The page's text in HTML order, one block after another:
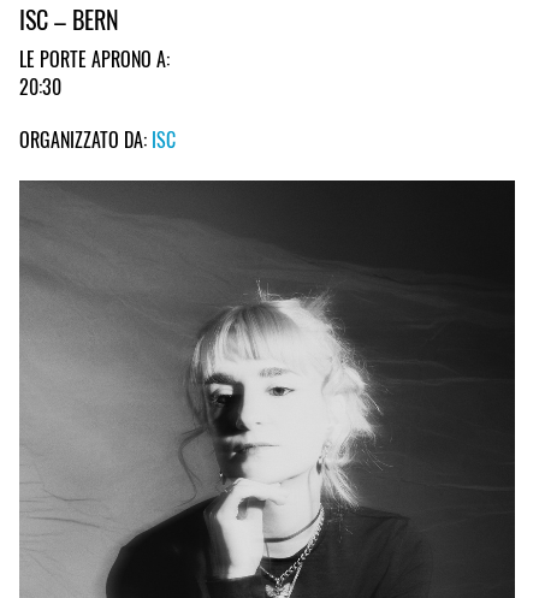
ISC – BERN
LE PORTE APRONO A:
20:30
ORGANIZZATO DA: ISC